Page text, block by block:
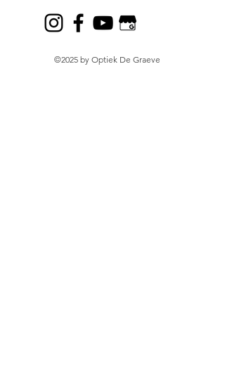
©2025 by Optiek De Graeve